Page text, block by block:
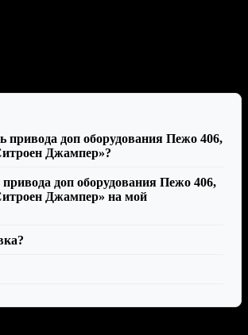
привода доп оборудования Пежо 406,
Джампер»?
доп оборудования Пежо 406,
Джампер» на мой